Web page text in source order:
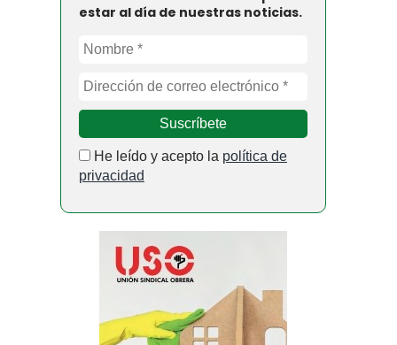
estar al día de nuestras noticias.
He leído y acepto la política de
privacidad